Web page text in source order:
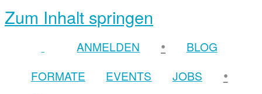
Zum Inhalt springen
ANMELDEN •
BLOG
FORMATE
EVENTS JOBS •